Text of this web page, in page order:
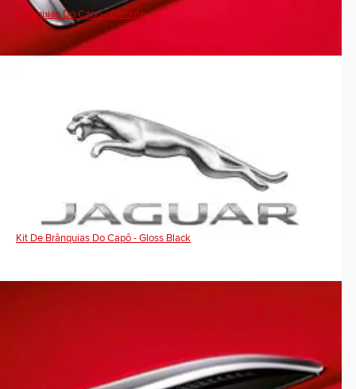
Brânquias Do Capô - Chrome
Kit De Brânquias Do Capô - Gloss Black